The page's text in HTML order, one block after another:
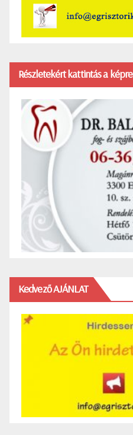
Részletekért kattintás a képre
Kedvező AJÁNLAT